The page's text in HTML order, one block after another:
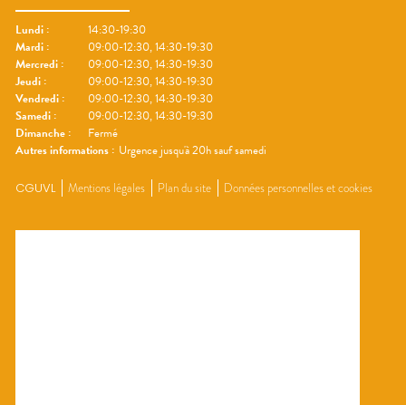
Lundi :
14:30-19:30
Mardi :
09:00-12:30, 14:30-19:30
Mercredi :
09:00-12:30, 14:30-19:30
Jeudi :
09:00-12:30, 14:30-19:30
Vendredi :
09:00-12:30, 14:30-19:30
Samedi :
09:00-12:30, 14:30-19:30
Dimanche :
Fermé
Autres informations : Urgence jusqu'à 20h sauf samedi
CGUVL Mentions légales Plan du site Données personnelles et cookies